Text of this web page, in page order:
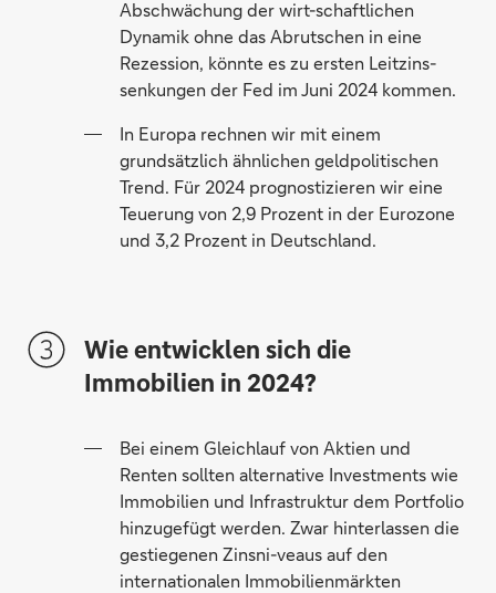
Abschwächung der wirt-schaftlichen
Dynamik ohne das Abrutschen in eine
Rezession, könnte es zu ersten Leitzins-
senkungen der Fed im Juni 2024 kommen.
In Europa rechnen wir mit einem
grundsätzlich ähnlichen geldpolitischen
Trend. Für 2024 prognostizieren wir eine
Teuerung von 2,9 Prozent in der Eurozone
und 3,2 Prozent in Deutschland.
Wie entwicklen sich die
Immobilien in 2024?
Bei einem Gleichlauf von Aktien und
Renten sollten alternative Investments wie
Immobilien und Infrastruktur dem Portfolio
hinzugefügt werden. Zwar hinterlassen die
gestiegenen Zinsni-veaus auf den
internationalen Immobilienmärkten